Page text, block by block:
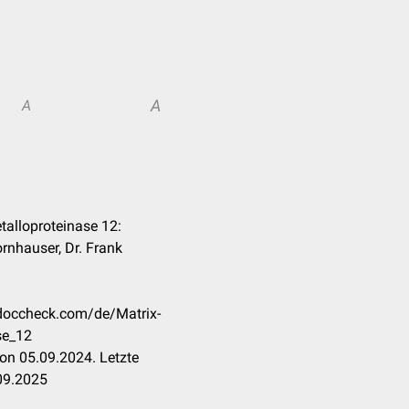
A A
12:
Dr. Frank
de/Matrix-
05.09.2024. Letzte